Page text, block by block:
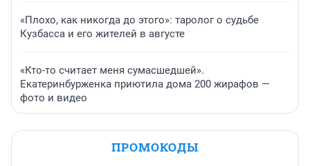
«Плохо, как никогда до этого»: таролог о судьбе
Кузбасса и его жителей в августе
«Кто-то считает меня сумасшедшей».
Екатеринбурженка приютила дома 200 жирафов —
фото и видео
ПРОМОКОДЫ